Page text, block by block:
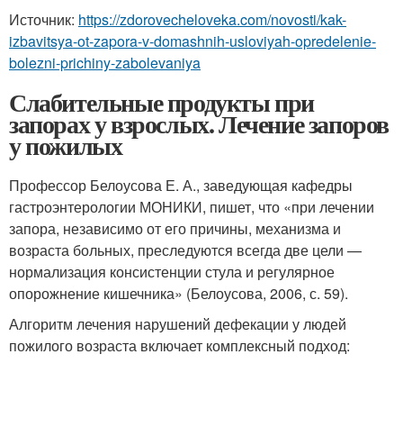
Источник: https://zdorovecheloveka.com/novosti/kak-
izbavitsya-ot-zapora-v-domashnih-usloviyah-opredelenie-
bolezni-prichiny-zabolevaniya
Слабительные продукты при
запорах у взрослых. Лечение запоров
у пожилых
Профессор Белоусова Е. А., заведующая кафедры
гастроэнтерологии МОНИКИ, пишет, что «при лечении
запора, независимо от его причины, механизма и
возраста больных, преследуются всегда две цели —
нормализация консистенции стула и регулярное
опорожнение кишечника» (Белоусова, 2006, с. 59).
Алгоритм лечения нарушений дефекации у людей
пожилого возраста включает комплексный подход: